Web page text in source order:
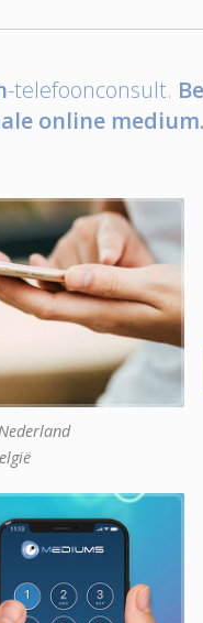
-telefoonconsult.
online